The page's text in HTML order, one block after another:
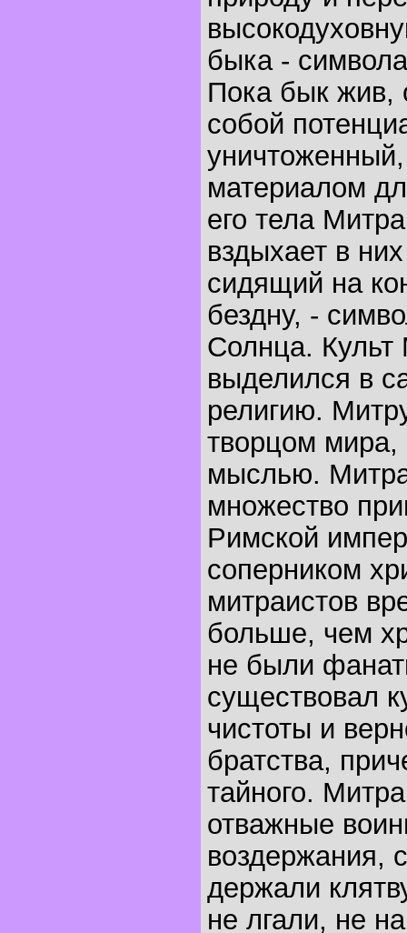
быка -
Пока бык жив,
собой
материалом
его тела
вздыхает в
сидящий на
бездну, -
Солнца.
выделился в
религию.
творцом мира,
мыслью.
множество
Римской
соперником
митраистов
больше, чем
не были
существовал
чистоты и
братства,
тайного.
отважные
воздержания,
держали
не лгали, не